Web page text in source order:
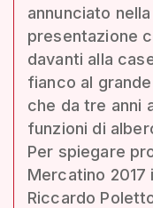
annunciato
presentazione
davanti alla
fianco al
che da tre anni
funzioni di
Per spiegare
Mercatino 2017
Riccardo